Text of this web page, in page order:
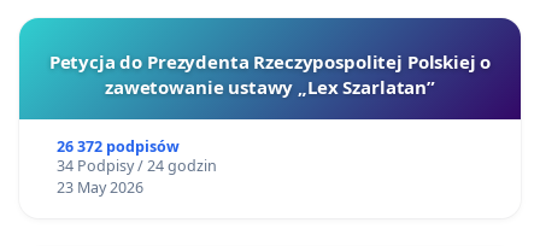
Petycja do Prezydenta Rzeczypospolitej Polskiej o
zawetowanie ustawy „Lex Szarlatan”
26 372 podpisów
34 Podpisy / 24 godzin
23 May 2026